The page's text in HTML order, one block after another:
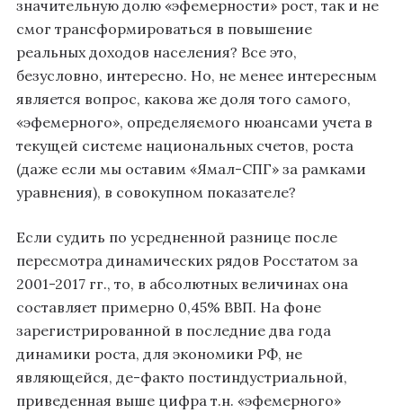
значительную долю «эфемерности» рост, так и не
смог трансформироваться в повышение
реальных доходов населения? Все это,
безусловно, интересно. Но, не менее интересным
является вопрос, какова же доля того самого,
«эфемерного», определяемого нюансами учета в
текущей системе национальных счетов, роста
(даже если мы оставим «Ямал-СПГ» за рамками
уравнения), в совокупном показателе?
Если судить по усредненной разнице после
пересмотра динамических рядов Росстатом за
2001-2017 гг., то, в абсолютных величинах она
составляет примерно 0,45% ВВП. На фоне
зарегистрированной в последние два года
динамики роста, для экономики РФ, не
являющейся, де-факто постиндустриальной,
приведенная выше цифра т.н. «эфемерного»